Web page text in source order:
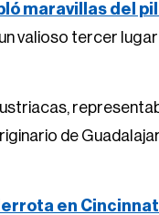
maravillas del
valioso tercer
de
en